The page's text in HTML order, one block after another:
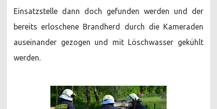
Einsatzstelle dann doch gefunden werden und der
bereits erloschene Brandherd durch die Kameraden
auseinander gezogen und mit Löschwasser gekühlt
werden.